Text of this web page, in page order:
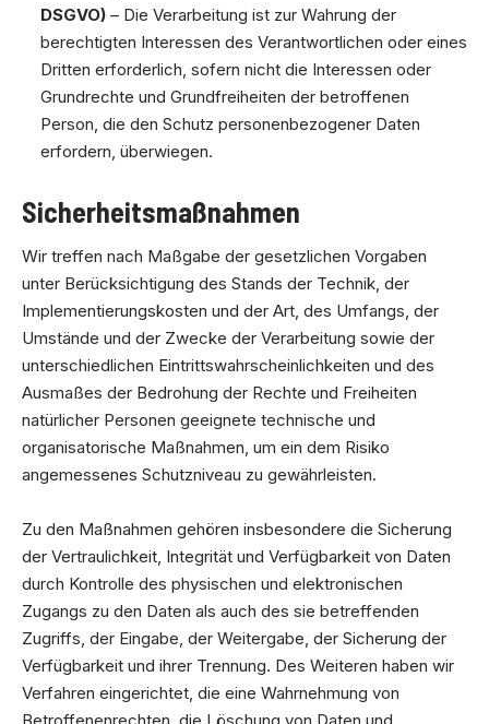
DSGVO) – Die Verarbeitung ist zur Wahrung der
berechtigten Interessen des Verantwortlichen oder eines
Dritten erforderlich, sofern nicht die Interessen oder
Grundrechte und Grundfreiheiten der betroffenen
Person, die den Schutz personenbezogener Daten
erfordern, überwiegen.
Sicherheitsmaßnahmen
Wir treffen nach Maßgabe der gesetzlichen Vorgaben
unter Berücksichtigung des Stands der Technik, der
Implementierungskosten und der Art, des Umfangs, der
Umstände und der Zwecke der Verarbeitung sowie der
unterschiedlichen Eintrittswahrscheinlichkeiten und des
Ausmaßes der Bedrohung der Rechte und Freiheiten
natürlicher Personen geeignete technische und
organisatorische Maßnahmen, um ein dem Risiko
angemessenes Schutzniveau zu gewährleisten.
Zu den Maßnahmen gehören insbesondere die Sicherung
der Vertraulichkeit, Integrität und Verfügbarkeit von Daten
durch Kontrolle des physischen und elektronischen
Zugangs zu den Daten als auch des sie betreffenden
Zugriffs, der Eingabe, der Weitergabe, der Sicherung der
Verfügbarkeit und ihrer Trennung. Des Weiteren haben wir
Verfahren eingerichtet, die eine Wahrnehmung von